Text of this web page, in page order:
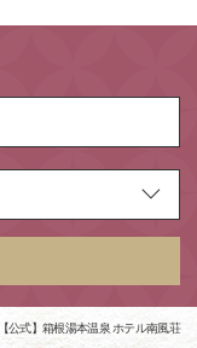
【公式】箱根湯本温泉 ホテル南風荘